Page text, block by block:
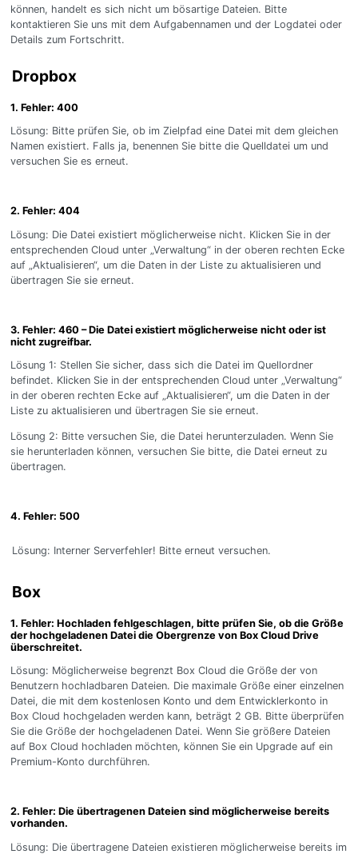
können, handelt es sich nicht um bösartige Dateien. Bitte
kontaktieren Sie uns mit dem Aufgabennamen und der Logdatei oder
Details zum Fortschritt.
Dropbox
1. Fehler: 400
Lösung: Bitte prüfen Sie, ob im Zielpfad eine Datei mit dem gleichen
Namen existiert. Falls ja, benennen Sie bitte die Quelldatei um und
versuchen Sie es erneut.
2. Fehler: 404
Lösung: Die Datei existiert möglicherweise nicht. Klicken Sie in der
entsprechenden Cloud unter „Verwaltung“ in der oberen rechten Ecke
auf „Aktualisieren“, um die Daten in der Liste zu aktualisieren und
übertragen Sie sie erneut.
3. Fehler: 460 – Die Datei existiert möglicherweise nicht oder ist
nicht zugreifbar.
Lösung 1: Stellen Sie sicher, dass sich die Datei im Quellordner
befindet. Klicken Sie in der entsprechenden Cloud unter „Verwaltung“
in der oberen rechten Ecke auf „Aktualisieren“, um die Daten in der
Liste zu aktualisieren und übertragen Sie sie erneut.
Lösung 2: Bitte versuchen Sie, die Datei herunterzuladen. Wenn Sie
sie herunterladen können, versuchen Sie bitte, die Datei erneut zu
übertragen.
4. Fehler: 500
Lösung: Interner Serverfehler! Bitte erneut versuchen.
Box
1. Fehler: Hochladen fehlgeschlagen, bitte prüfen Sie, ob die Größe
der hochgeladenen Datei die Obergrenze von Box Cloud Drive
überschreitet.
Lösung: Möglicherweise begrenzt Box Cloud die Größe der von
Benutzern hochladbaren Dateien. Die maximale Größe einer einzelnen
Datei, die mit dem kostenlosen Konto und dem Entwicklerkonto in
Box Cloud hochgeladen werden kann, beträgt 2 GB. Bitte überprüfen
Sie die Größe der hochgeladenen Datei. Wenn Sie größere Dateien
auf Box Cloud hochladen möchten, können Sie ein Upgrade auf ein
Premium-Konto durchführen.
2. Fehler: Die übertragenen Dateien sind möglicherweise bereits
vorhanden.
Lösung: Die übertragene Dateien existieren möglicherweise bereits im